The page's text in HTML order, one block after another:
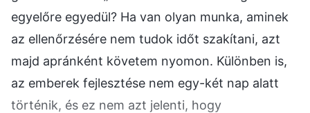
egyelőre egyedül? Ha van olyan munka, aminek
az ellenőrzésére nem tudok időt szakítani, azt
majd apránként követem nyomon. Különben is,
az emberek fejlesztése nem egy-két nap alatt
történik, és ez nem azt jelenti, hogy